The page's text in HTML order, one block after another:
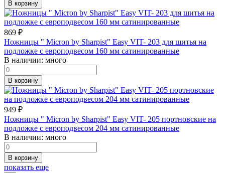
В корзину
869 ₽
Ножницы " Micron by Sharpist" Easy VIT- 203 для шитья на
подложке с европодвесом 160 мм сатинированные
В наличии: много
В корзину
949 ₽
Ножницы " Micron by Sharpist" Easy VIT- 205 портновские на
подложке с европодвесом 204 мм сатинированные
В наличии: много
В корзину
показать еще